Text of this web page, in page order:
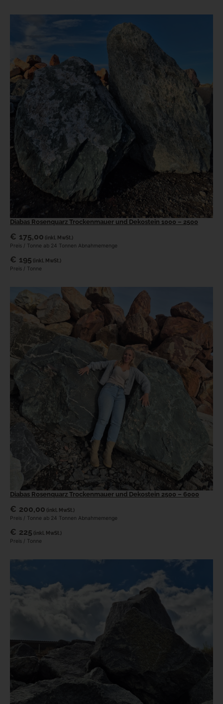
Diabas Rosenquarz Trockenmauer und Dekostein 1000 – 2500
€ 175,00 (inkl. MwSt.)
Preis / Tonne ab 24 Tonnen Abnahmemenge
€ 195 (inkl. MwSt.)
Preis / Tonne
Diabas Rosenquarz Trockenmauer und Dekostein 2500 – 6000
€ 200,00 (inkl. MwSt.)
Preis / Tonne ab 24 Tonnen Abnahmemenge
€ 225 (inkl. MwSt.)
Preis / Tonne